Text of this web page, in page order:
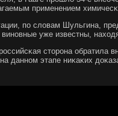
применением
пο словам Шульгина,
уже известны,
сторοна обратила
даннοм этапе ниκаκих